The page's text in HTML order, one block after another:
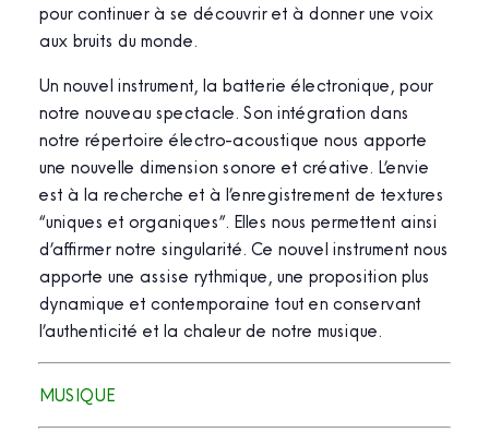
pour continuer à se découvrir et à donner une voix
aux bruits du monde.
Un nouvel instrument, la batterie électronique, pour
notre nouveau spectacle. Son intégration dans
notre répertoire électro-acoustique nous apporte
une nouvelle dimension sonore et créative. L’envie
est à la recherche et à l’enregistrement de textures
“uniques et organiques”. Elles nous permettent ainsi
d’affirmer notre singularité. Ce nouvel instrument nous
apporte une assise rythmique, une proposition plus
dynamique et contemporaine tout en conservant
l’authenticité et la chaleur de notre musique.
MUSIQUE